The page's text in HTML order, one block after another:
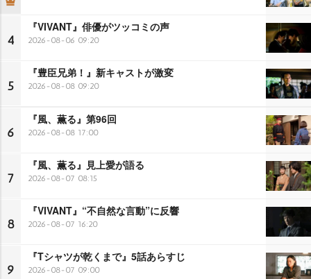
4
『VIVANT』俳優がツッコミの声
2026-08-06 09:20
5
『豊臣兄弟！』新キャストが激変
2026-08-08 09:20
6
『風、薫る』第96回
2026-08-08 17:00
7
『風、薫る』見上愛が語る
2026-08-07 08:15
8
『VIVANT』“不自然な言動”に反響
2026-08-07 16:20
9
『Tシャツが乾くまで』5話あらすじ
2026-08-07 09:00